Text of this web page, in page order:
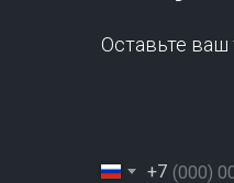
Оставьте ваш
+7